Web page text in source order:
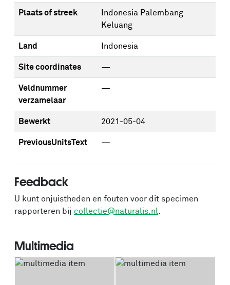
Plaats of streek
Indonesia Palembang
Keluang
Land Indonesia
Site coordinates —
Veldnummer
verzamelaar
—
Bewerkt 2021-05-04
PreviousUnitsText —
Feedback
U kunt onjuistheden en fouten voor dit specimen
rapporteren bij collectie@naturalis.nl
Multimedia